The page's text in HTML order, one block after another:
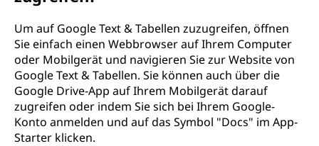
Um auf Google Text & Tabellen zuzugreifen, öffnen
Sie einfach einen Webbrowser auf Ihrem Computer
oder Mobilgerät und navigieren Sie zur Website von
Google Text & Tabellen. Sie können auch über die
Google Drive-App auf Ihrem Mobilgerät darauf
zugreifen oder indem Sie sich bei Ihrem Google-
Konto anmelden und auf das Symbol "Docs" im App-
Starter klicken.